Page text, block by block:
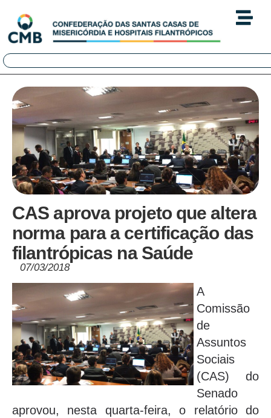
CAS aprova projeto que altera
norma para a certificação das
filantrópicas na Saúde
07/03/2018
A
Comissão
de
Assuntos
Sociais
(CAS) do
Senado
aprovou, nesta quarta-feira, o relatório do